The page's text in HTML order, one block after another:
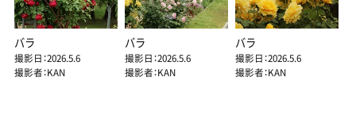
バラ
撮影日：2026.5.6
撮影者：KAN
バラ
撮影日：2026.5.6
撮影者：KAN
バラ
撮影日：2026.5.6
撮影者：KAN